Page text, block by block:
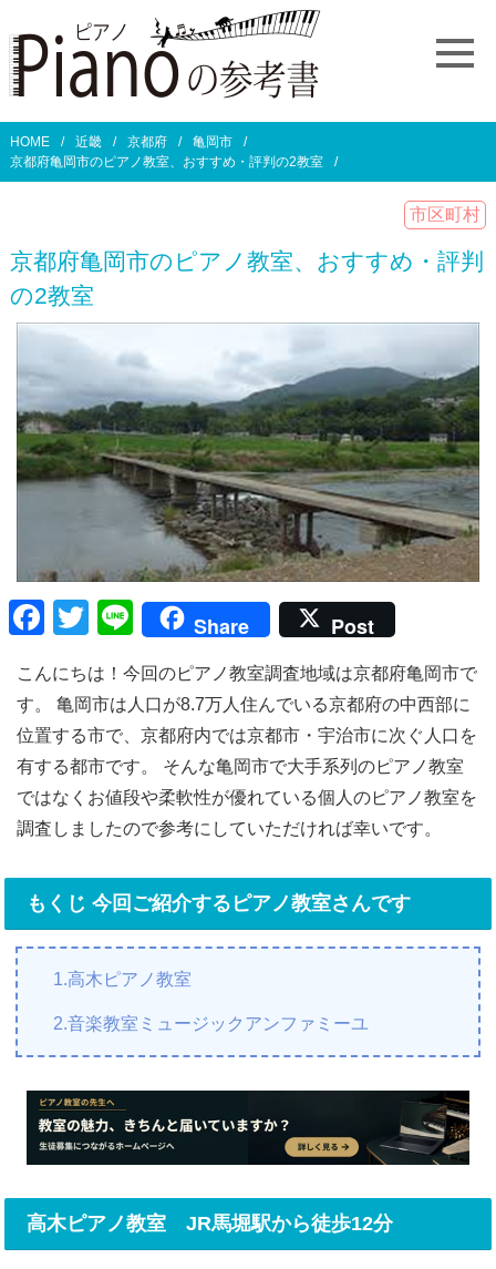
HOME 近畿 京都府
亀岡市
京都府亀岡市のピアノ教室、おすすめ・評判の2教室
市区町村
京都府亀岡市のピアノ教室、おすすめ・評判
の2教室
F
c
e
b
o
o
T
tt
er
Li
e
Share Post
こんにちは！今回のピアノ教室調査地域は京都府亀岡市で
す。 亀岡市は人口が8.7万人住んでいる京都府の中西部に
位置する市で、京都府内では京都市・宇治市に次ぐ人口を
有する都市です。 そんな亀岡市で大手系列のピアノ教室
ではなくお値段や柔軟性が優れている個人のピアノ教室を
調査しましたので参考にしていただければ幸いです。
もくじ 今回ご紹介するピアノ教室さんです
1.高木ピアノ教室
2.音楽教室ミュージックアンファミーユ
高木ピアノ教室 JR馬堀駅から徒歩12分